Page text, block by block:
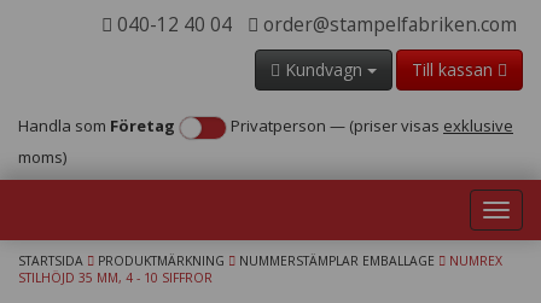
040-12 40 04 order@stampelfabriken.com
Kundvagn Till kassan
Handla som Företag Privatperson — (priser visas exklusive
moms)
STARTSIDA PRODUKTMÄRKNING NUMMERSTÄMPLAR EMBALLAGE
NUMREX
STILHÖJD 35 MM, 4 - 10 SIFFROR